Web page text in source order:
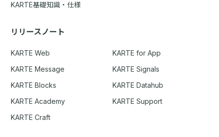
KARTE基礎知識・仕様
リリースノート
KARTE Web
KARTE for App
KARTE Message
KARTE Signals
KARTE Blocks
KARTE Datahub
KARTE Academy
KARTE Support
KARTE Craft